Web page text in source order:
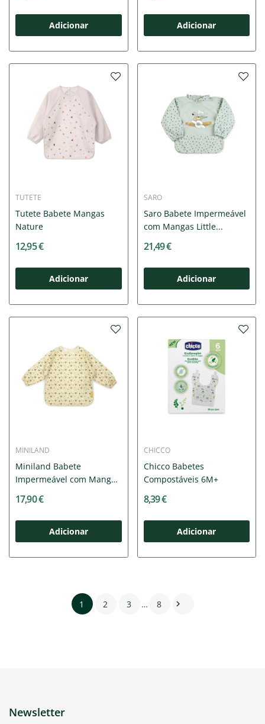
Adicionar Adicionar
TUTETE
Tutete Babete Mangas
Nature
12,95 €
Adicionar
SARO
Saro Babete Impermeável
com Mangas Little...
21,49 €
Adicionar
MINILAND
Miniland Babete
Impermeável com Mangas
17,90 €
Adicionar
CHICCO
Chicco Babetes
Compostáveis 6M+
8,39 €
Adicionar
1 2 3 … 8 
Newsletter